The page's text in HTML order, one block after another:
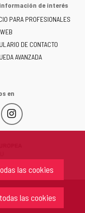
las cookies
las cookies
de interés
PARA PROFESIONALES
DE CONTACTO
AVANZADA
en
Instagram
Este
enlace
una
ventana
nueva.